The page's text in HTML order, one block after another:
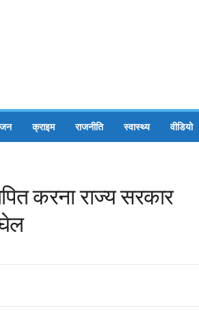
क्राइम राजनीति स्वास्थ्य वीडियो
करना राज्य सरकार